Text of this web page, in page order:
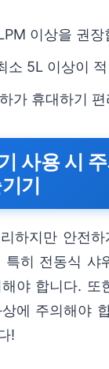
이상을 권장
소 5L 이상이
가 휴대하기 편
사용 시
기
하지만 안전
특히 전동식 샤
야 합니다. 또
에 주의해야
!